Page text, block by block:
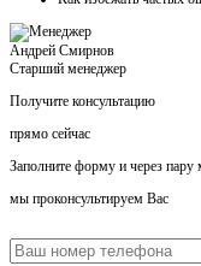
Андрей Смирнов
Старший менеджер
Получите консультацию
прямо сейчас
Заполните форму и через пару
мы проконсультируем Вас